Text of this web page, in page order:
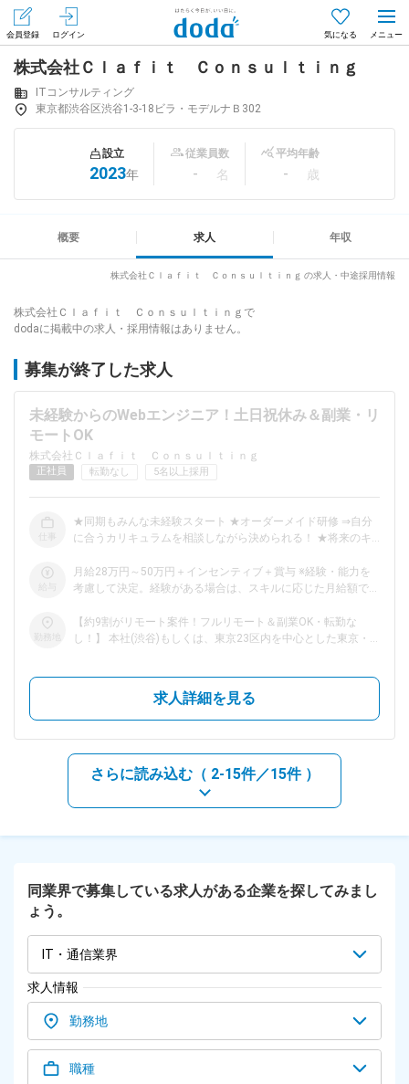
会員登録 ログイン 気になる
会員登録（無料）
はじめてdodaをご利用される方へ
求人を紹介してもらう
専門サイト
dodaチャットサポート
対応時間：10:00～22:00(日曜・年末年始を除く)
自動案内は24時間365日対応
dodaの使い方は？
今の仕事を続けるべき？
ヘルプ サイトマップ
株式会社Ｃｌａｆｉｔ Ｃｏｎｓｕｌｔｉｎｇ
ITコンサルティング
東京都渋谷区渋谷1-3-18ビラ・モデルナＢ302
設立
2023年
従業員数
- 名
平均年齢
- 歳
概要 求人 年収
株式会社Ｃｌａｆｉｔ Ｃｏｎｓｕｌｔｉｎｇ の求人・中途採用情報
株式会社Ｃｌａｆｉｔ Ｃｏｎｓｕｌｔｉｎｇで
dodaに掲載中の求人・採用情報はありません。
募集が終了した求人
未経験からのWebエンジニア！土日祝休み＆副業・リ
モートOK
株式会社Ｃｌａｆｉｔ Ｃｏｎｓｕｌｔｉｎｇ
正社員 転勤なし 5名以上採用
★同期もみんな未経験スタート ★オーダーメイド研修 ⇒自分
に合うカリキュラムを相談しながら決められる！ ★将来のキ
数！ ★リモートやテレワーク、副業など働き方は自由！ ＼＊
同期と一緒に！＊／ 未経験大歓迎の当社では、 入社後、同期
があるか 何を学んでいきたいかなど 一緒に考えていきましょ
う♪ ＼＊平均10ヵ月の研修＊／ 研修を担当する講師は、 多数
様々なプロジェクトがあります！ あなたの趣味や好きな事を
活かせるかも♪ 【どんなカリキュラム？】 ▼最初の2ヶ月 ビジ
どを学びます！ ▼3ヶ月～6ヶ月 JavaやSalesforceなど自分に
あったコースで 学んでいきます！ コースやカリキュラムで困
ったときは いつでも相談してくださいね♪ ▼7ヶ月目～
Springbootや詳細設計など、 より実務に向けた学習！ 実践研
組めます！ 一人ひとりのスキルや希望に寄り添って 案件をご
職の方活躍できます＊／ 営業、不動産、事務、経理、大学職
員、 スポーツやアニメショップなどの販売員etc. 幅広い方が
月給28万円～50万円＋インセンティブ＋賞与 ※経験・能力を
考慮して決定。経験がある場合は、スキルに応じた月給額でス
円～)を含む。超過分は追加支給します。 ※研修期間6ヶ月は月
給21万円～で、固定残業代（月8時間／1万3000円～）を含
ンティブ支給！ ￣￣V￣￣￣￣￣￣￣￣￣￣￣￣￣￣￣￣ 新
会社のためモデルケースですが、多くて月7万～10万円の支給
額を想定。 ※研修期間中も成果に応じて支給（社内規定あり）
★着実な研修により、未経験スタートでも半年ほどで月給23
～24万円に！
【約9割がリモート案件！フルリモート＆副業OK・転勤な
し！】 本社(渋谷)もしくは、東京23区内を中心とした東京・
も活躍中 ◎学習は完全オンラインが可能！ ◎関西エリア積極
トワークも可能！ 「お気に入りのカフェでテレワーク」「日
本全国、旅をしながら！」 そんな働き方もできちゃいます！
※プロジェクトにより、出社する場合もあります。
求人詳細を見る
さらに読み込む（ 2-15件／15件 ）
同業界で募集している求人がある企業を探してみまし
ょう。
IT・通信業界
求人情報
勤務地
職種